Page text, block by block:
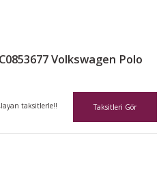
Volkswagen Polo
taksitlerle!! Taksitleri Gör